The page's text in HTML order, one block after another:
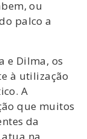
ou
palco a
e Dilma, os
à utilização
A
que muitos
da